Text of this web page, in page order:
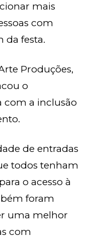
mais
com
da festa.
Produções,
o
com a inclusão
de entradas
todos tenham
o acesso à
foram
uma melhor
com